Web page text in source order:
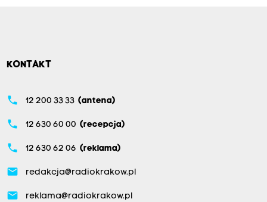
KONTAKT
phone 12 200 33 33 (antena)
phone 12 630 60 00 (recepcja)
phone 12 630 62 06 (reklama)
email redakcja@radiokrakow.pl
email reklama@radiokrakow.pl